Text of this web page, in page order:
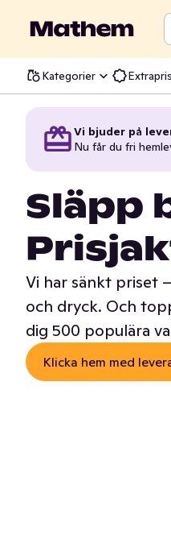
Kategorier
Vi bjuder på
Nu får du fri
Släpp
Vi har sänkt priset
och dryck. Och
dig 500 populära
Klicka hem med